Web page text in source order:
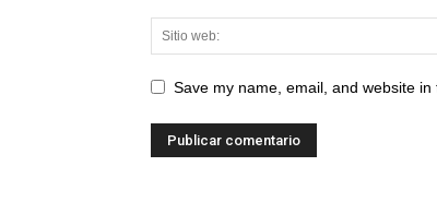
Save my name, email, and website